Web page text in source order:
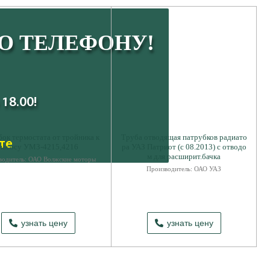
насосу УМЗ-4215,4216
ОАО Волжские моторы
узнать цену
Труба отводящая патрубков радиато
ра УАЗ Патриот (с 08.2013) с отводо
м для расширит.бачка
Производитель: ОАО УАЗ
узнать цену
ТЕЛЕФОНУ!